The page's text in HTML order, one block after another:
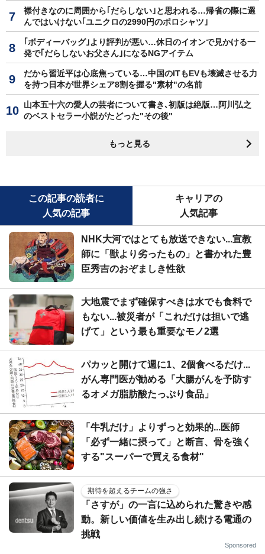
襟付きなのに周囲から｢だらしない｣と思われる…帰省の際に選
んではいけない｢ユニクロの2990円のポロシャツ｣
｢ボディーバッグ｣より評判が悪い…休日のイオンで見かける一
発で｢だらしないお父さん｣になるNGアイテム
だから習近平は心底焦っている…中国のITもEVも壊滅させる力
を持つ日本が世界シェア8割を握る"素材"の名前
山本五十六の愛人の芸者について書き､初版は絶版…阿川弘之
のベストセラー小説がたどった"その後"
もっと見る
この記事の読者に
人気の記事
キャリアの
人気記事
NHK大河ではとても放送できない...宣教
師に「獣より劣ったもの」と書かれた豊
臣秀吉のおぞましき性欲
大地震でまず確保すべきは水でも食料で
もない...被災者が「これだけは担いで逃
げて」という最も重要なモノ2選
パカッと開けて週に1、2個食べるだけ...
がん専門医が勧める「大腸がんを予防す
るオメガ脂肪酸たっぷり食品」
「牛乳だけ」よりずっと効果的...医師
「必ず一緒に摂って」と断言、骨を強く
する"スーパーで買える食材"
期待を超えるチームの強さ
「さすが」の一言に込められた驚きや感
動。新しい価値を生み出し続ける電通の
挑戦
Sponsored